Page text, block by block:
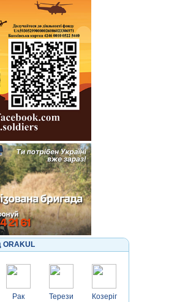
ORAKUL
Рак Терези Козеріг